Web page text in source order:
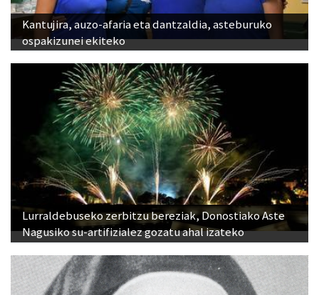
Kantujira, auzo-afaria eta dantzaldia, asteburuko
ospakizunei ekiteko
Lurraldebuseko zerbitzu bereziak, Donostiako Aste
Nagusiko su-artifizialez gozatu ahal izateko